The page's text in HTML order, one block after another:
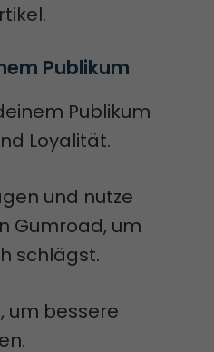
Publikum
Publikum
Loyalität.
und nutze
Gumroad, um
schlägst.
um bessere